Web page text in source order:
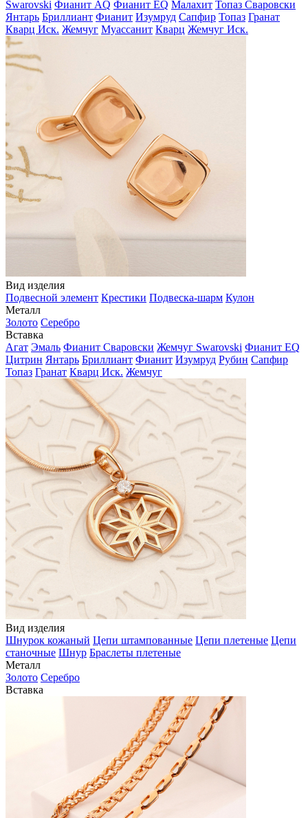
Swarovski Фианит AQ Фианит EQ Малахит Топаз Сваровски
Янтарь Бриллиант Фианит Изумруд Сапфир Топаз Гранат
Кварц Иск. Жемчуг Муассанит Кварц Жемчуг Иск.
Вид изделия
Подвесной элемент Крестики Подвеска-шарм Кулон
Металл
Золото Серебро
Вставка
Агат Эмаль Фианит Сваровски Жемчуг Swarovski Фианит EQ
Цитрин Янтарь Бриллиант Фианит Изумруд Рубин Сапфир
Топаз Гранат Кварц Иск. Жемчуг
Вид изделия
Шнурок кожаный Цепи штампованные Цепи плетеные Цепи
станочные Шнур Браслеты плетеные
Металл
Золото Серебро
Вставка